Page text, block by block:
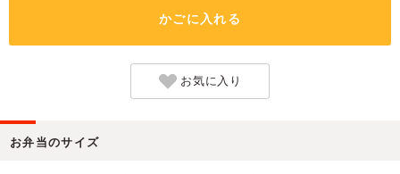
かごに入れる
お気に入り
お弁当のサイズ